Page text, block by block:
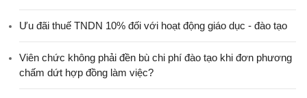
Ưu đãi thuế TNDN 10% đối với hoạt động giáo dục - đào tạo
Viên chức không phải đền bù chi phí đào tạo khi đơn phương
chấm dứt hợp đồng làm việc?